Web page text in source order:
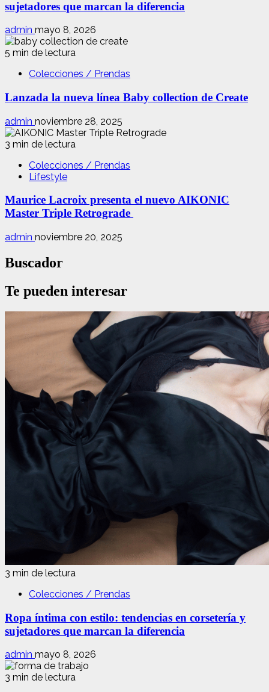
sujetadores que marcan la diferencia
admin mayo 8, 2026
5 min de lectura
Colecciones / Prendas
Lanzada la nueva línea Baby collection de Create
admin noviembre 28, 2025
3 min de lectura
Colecciones / Prendas
Lifestyle
Maurice Lacroix presenta el nuevo AIKONIC
Master Triple Retrograde
admin noviembre 20, 2025
Buscador
Te pueden interesar
3 min de lectura
Colecciones / Prendas
Ropa íntima con estilo: tendencias en corsetería y
sujetadores que marcan la diferencia
admin mayo 8, 2026
3 min de lectura